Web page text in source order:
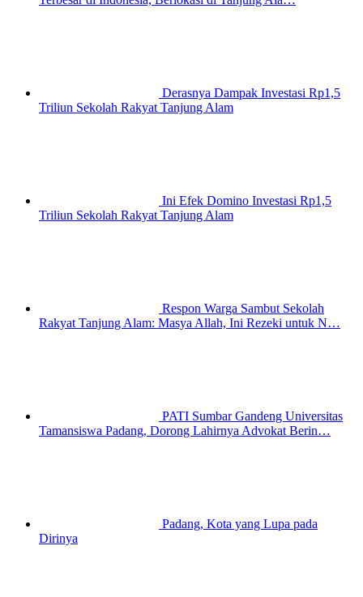
Derasnya Dampak Investasi Rp1,5
Triliun Sekolah Rakyat Tanjung Alam
Ini Efek Domino Investasi Rp1,5
Triliun Sekolah Rakyat Tanjung Alam
Respon Warga Sambut Sekolah
Rakyat Tanjung Alam: Masya Allah, Ini Rezeki untuk N…
PATI Sumbar Gandeng Universitas
Tamansiswa Padang, Dorong Lahirnya Advokat Berin…
Padang, Kota yang Lupa pada
Dirinya